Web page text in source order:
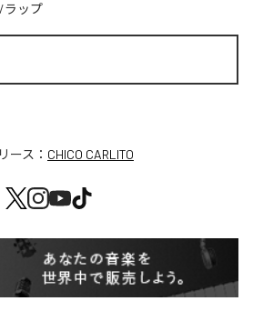
ラップ
ース： CHICO CARLITO